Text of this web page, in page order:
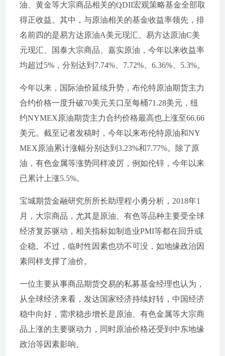
油、黄金等大宗商品相关的QDII宏观策略基金全部取
得正收益。其中，与原油相关的基金收益率领先，排
名前四的是易方达原油A美元现汇、易方达原油C美
元现汇、国泰大宗商品、嘉实原油，今年以来收益率
均超过5%，分别达到7.74%、7.72%、6.36%、5.3%。
今年以来，国际油价延续升势，布伦特原油期货主力
合约价格一度升破70美元关口至每桶71.28美元，纽
约NYMEX原油期货主力合约价格最高也上涨至66.66
美元。截至记者发稿时，今年以来布伦特原油和NY
MEX原油累计涨幅分别达到3.23%和7.77%。除了原
油，有色金属等涨势同样凌厉，例如伦锌，今年以来
已累计上涨5.5%。
宝城期货金融研究所所长助理程小勇分析，2018年1
月，大宗商品，尤其是原油、有色等品种主要受全球
经济复苏驱动，相关指标如制造业PMI等都在回升或
企稳。不过，临时性因素也功不可没，如地缘政治因
素同样支撑了油价。
一位主要从事商品期货交易的私募基金经理也认为，
从全球经济来看，发达国家经济持续好转，中国经济
稳中向好，需求稳步增长是原油、有色金属等大宗商
品上涨的主要驱动力，同时原油价格还受到中东地缘
政治等因素影响。